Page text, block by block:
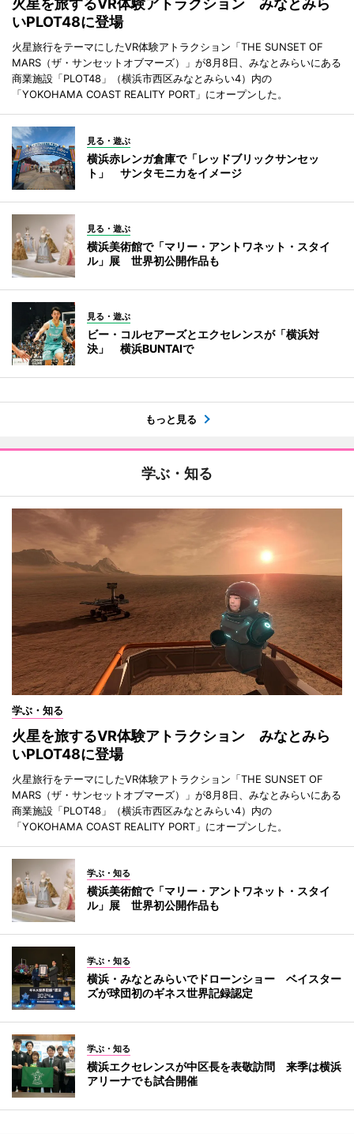
火星を旅するVR体験アトラクション みなとみら
いPLOT48に登場
火星旅行をテーマにしたVR体験アトラクション「THE SUNSET OF
MARS（ザ・サンセットオブマーズ）」が8月8日、みなとみらいにある
商業施設「PLOT48」（横浜市西区みなとみらい4）内の
「YOKOHAMA COAST REALITY PORT」にオープンした。
見る・遊ぶ
横浜赤レンガ倉庫で「レッドブリックサンセッ
ト」 サンタモニカをイメージ
見る・遊ぶ
横浜美術館で「マリー・アントワネット・スタイ
ル」展 世界初公開作品も
見る・遊ぶ
ビー・コルセアーズとエクセレンスが「横浜対
決」 横浜BUNTAIで
もっと見る
学ぶ・知る
学ぶ・知る
火星を旅するVR体験アトラクション みなとみら
いPLOT48に登場
火星旅行をテーマにしたVR体験アトラクション「THE SUNSET OF
MARS（ザ・サンセットオブマーズ）」が8月8日、みなとみらいにある
商業施設「PLOT48」（横浜市西区みなとみらい4）内の
「YOKOHAMA COAST REALITY PORT」にオープンした。
学ぶ・知る
横浜美術館で「マリー・アントワネット・スタイ
ル」展 世界初公開作品も
学ぶ・知る
横浜・みなとみらいでドローンショー ベイスター
ズが球団初のギネス世界記録認定
学ぶ・知る
横浜エクセレンスが中区長を表敬訪問 来季は横浜
アリーナでも試合開催